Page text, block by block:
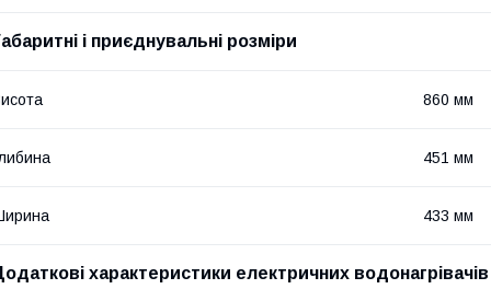
і приєднувальні розміри
860 мм
451 мм
433 мм
характеристики електричних водонагрівачів